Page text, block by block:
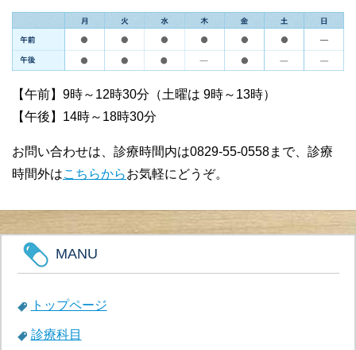
【午前】9時～12時30分（土曜は 9時～13時）
【午後】14時～18時30分
お問い合わせは、診療時間内は0829-55-0558まで、診療
時間外はこちらからお気軽にどうぞ。
MANU
トップページ
診療科目